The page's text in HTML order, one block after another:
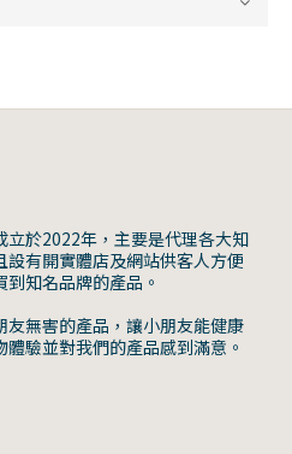
於2022年，主要是代理各大知
有開實體店及網站供客人方便
知名品牌的產品。
無害的產品，讓小朋友能健康
驗並對我們的產品感到滿意。